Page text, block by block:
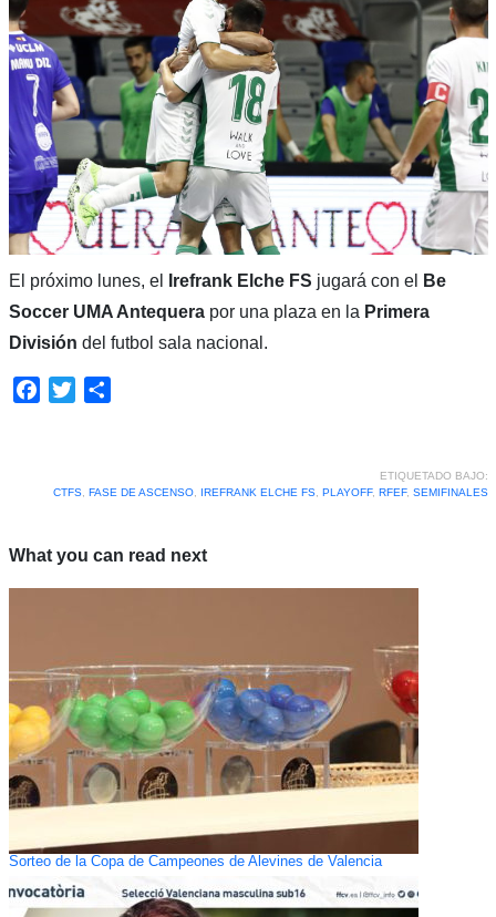
El próximo lunes, el Irefrank Elche FS jugará con el
Be
Soccer UMA Antequerapor una plaza en la Primera
División del futbol sala nacional.
Facebook
Twitter
ETIQUETADO BAJO:
CTFS, FASE DE ASCENSO, IREFRANK ELCHE FS, PLAYOFF, RFEF, SEMIFINALES
What you can read next
Sorteo de la Copa de Campeones de Alevines de Valencia